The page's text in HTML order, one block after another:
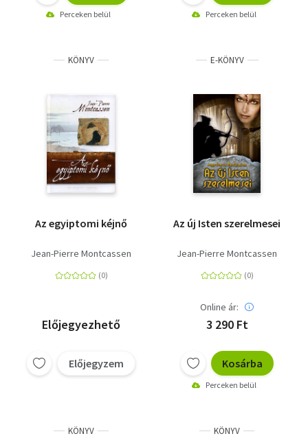
Perceken belül Perceken belül
KÖNYV
Az egyiptomi kéjnő
Jean-Pierre Montcassen
Előjegyezhető
Előjegyzem
E-KÖNYV
Az új Isten szerelmesei
Jean-Pierre Montcassen
Online ár:
3 290 Ft
Kosárba
Perceken belül
KÖNYV KÖNYV